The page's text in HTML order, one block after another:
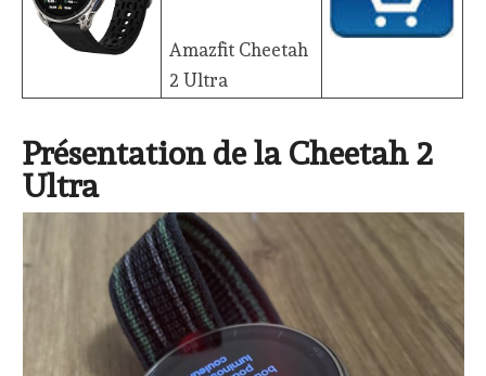
Amazfit Cheetah
2 Ultra
Présentation de la Cheetah 2
Ultra